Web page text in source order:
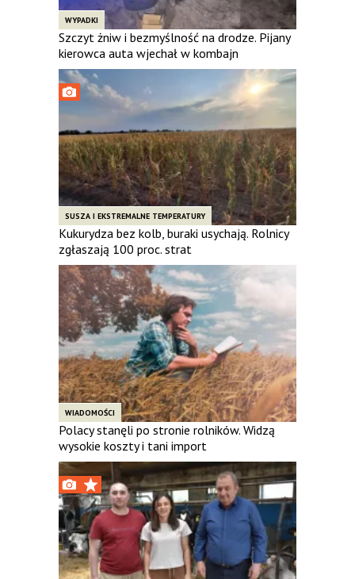
WYPADKI
Szczyt żniw i bezmyślność na drodze. Pijany
kierowca auta wjechał w kombajn
SUSZA I EKSTREMALNE TEMPERATURY
Kukurydza bez kolb, buraki usychają. Rolnicy
zgłaszają 100 proc. strat
WIADOMOŚCI
Polacy stanęli po stronie rolników. Widzą
wysokie koszty i tani import